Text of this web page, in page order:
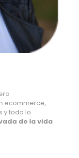
ecommerce,
y todo lo
de la vida